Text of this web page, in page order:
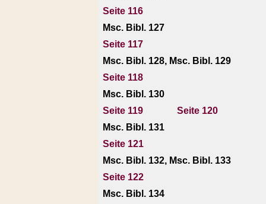
Seite 116
Msc. Bibl. 127
Seite 117
Msc. Bibl. 128, Msc. Bibl. 129
Seite 118
Msc. Bibl. 130
Seite 119
Seite 120
Msc. Bibl. 131
Seite 121
Msc. Bibl. 132, Msc. Bibl. 133
Seite 122
Msc. Bibl. 134